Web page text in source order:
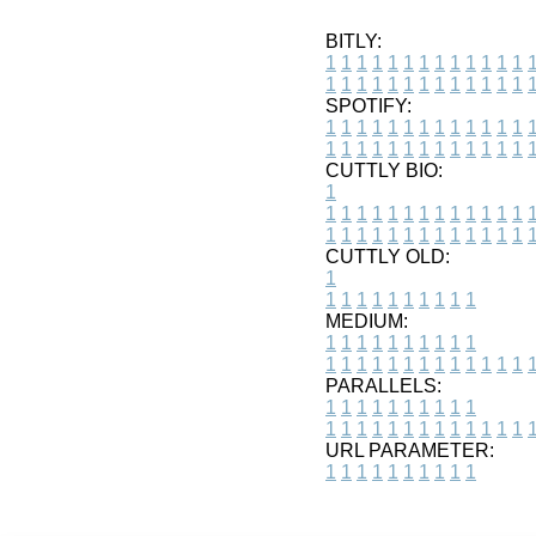
BITLY:
1 1 1 1 1 1 1 1 1 1 1 1 1 1
1 1 1 1 1 1 1 1 1 1 1 1 1 1
SPOTIFY:
1 1 1 1 1 1 1 1 1 1 1 1 1 1
1 1 1 1 1 1 1 1 1 1 1 1 1 1
CUTTLY BIO:
1
1 1 1 1 1 1 1 1 1 1 1 1 1 1
1 1 1 1 1 1 1 1 1 1 1 1 1 1
CUTTLY OLD:
1
1 1 1 1 1 1 1 1 1 1
MEDIUM:
1 1 1 1 1 1 1 1 1 1
1 1 1 1 1 1 1 1 1 1 1 1 1 1
PARALLELS:
1 1 1 1 1 1 1 1 1 1
1 1 1 1 1 1 1 1 1 1 1 1 1 1
URL PARAMETER:
1 1 1 1 1 1 1 1 1 1